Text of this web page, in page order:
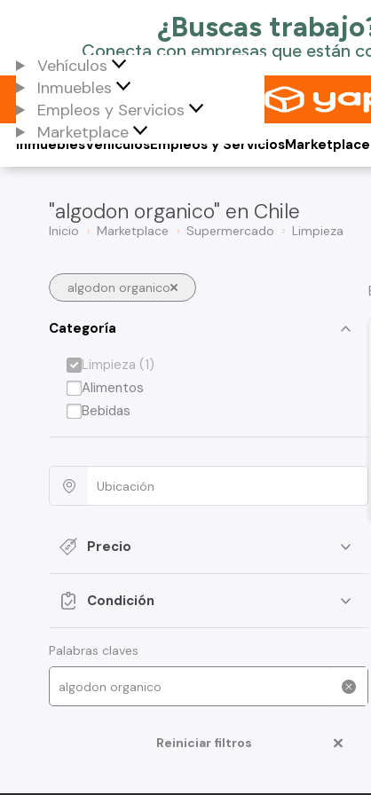
Vehículos
Inmuebles
Empleos y Servicios
Marketplace
Vehículos
Inmuebles Empleos y ServiciosMarketplace
"algodon organico" en Chile
Inicio Marketplace Supermercado Limpieza
algodon organico
Categoría
Limpieza (1)
Alimentos
Bebidas
Precio
Condición
Palabras claves
Reiniciar filtros